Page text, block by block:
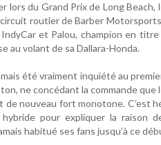
lors du Grand Prix de Long Beach,
routier de Barber Motorsports
et Palou, champion en
au volant de sa Dallara-Honda.
été vraiment inquiété au
ne concédant la commande que
nouveau fort monotone. C’est
pour expliquer la raison
habitué ses fans jusqu’à ce